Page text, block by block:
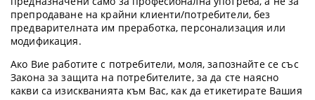
препродаване на крайни клиенти/потребители, без
предварителната им преработка, персонализация или
модификация.
Ако Вие работите с потребители, моля, запознайте се със
Закона за защита на потребителите, за да сте наясно
какви са изискванията към Вас, как да етикетирате Вашия